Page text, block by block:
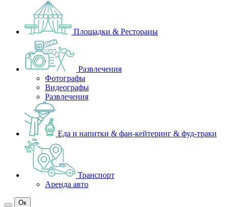
Площадки & Рестораны
Развлечения
Фотографы
Видеографы
Развлечения
Еда и напитки & фан-кейтеринг & фуд-траки
Транспорт
Аренда авто
Ок